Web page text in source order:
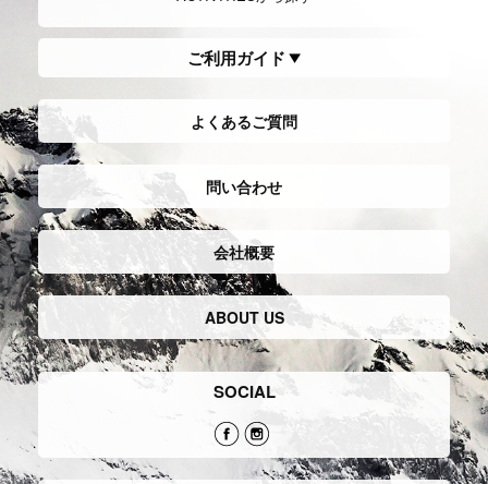
ご利用ガイド
よくあるご質問
問い合わせ
会社概要
ABOUT US
SOCIAL